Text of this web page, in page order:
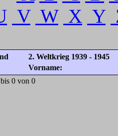
V W X Y
2. Weltkrieg 1939 - 1945
Vorname:
0 von 0